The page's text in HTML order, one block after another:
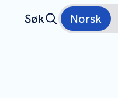
Søk Norsk